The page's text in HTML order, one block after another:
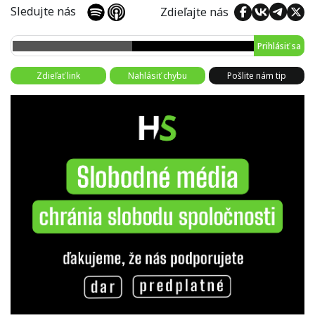
Sledujte nás Zdieľajte nás
Prihlásiť sa
Zdieľať link Nahlásiť chybu Pošlite nám tip